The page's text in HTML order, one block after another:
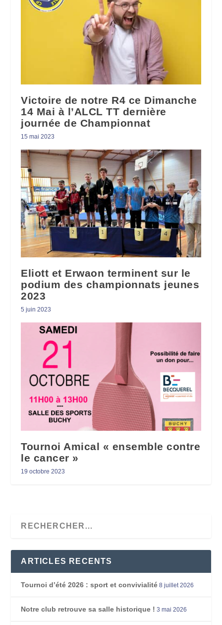
Victoire de notre R4 ce Dimanche
14 Mai à l’ALCL TT dernière
journée de Championnat
15 mai 2023
Eliott et Erwaon terminent sur le
podium des championnats jeunes
2023
5 juin 2023
Tournoi Amical « ensemble contre
le cancer »
19 octobre 2023
ARTICLES RECENTS
Tournoi d’été 2026 : sport et convivialité 8 juillet 2026
Notre club retrouve sa salle historique ! 3 mai 2026